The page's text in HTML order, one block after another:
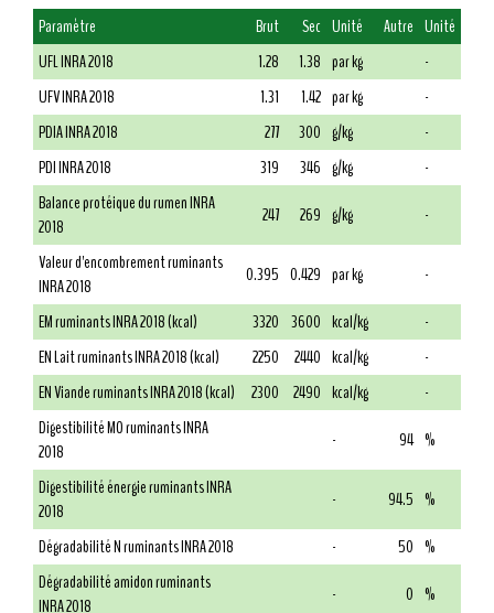
Paramètre Brut Sec Unité Autre Unité
UFL INRA 2018
1.28 1.38 par kg
-
UFV INRA 2018
1.31 1.42 par kg
-
PDIA INRA 2018
277 300 g/kg
-
PDI INRA 2018
319 346 g/kg
-
Balance protéique du rumen INRA
2018
247 269 g/kg
-
Valeur d'encombrement ruminants
INRA 2018
0.395 0.429 par kg
-
EM ruminants INRA 2018 (kcal)
3320 3600 kcal/kg
-
EN Lait ruminants INRA 2018 (kcal)
2250 2440 kcal/kg
-
EN Viande ruminants INRA 2018 (kcal)
2300 2490 kcal/kg
-
Digestibilité MO ruminants INRA
2018
- 94 %
Digestibilité énergie ruminants INRA
2018
- 94.5 %
Dégradabilité N ruminants INRA 2018
- 50 %
Dégradabilité amidon ruminants
INRA 2018
- 0 %